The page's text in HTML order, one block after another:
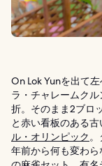
On Lok Yunを出て
ラ・チャレームク
折。そのまま2ブロ
と赤い看板のある
ル・オリンピック
年前から何も変わ